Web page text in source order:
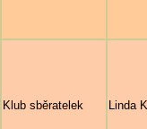
Klub sběratelek Linda